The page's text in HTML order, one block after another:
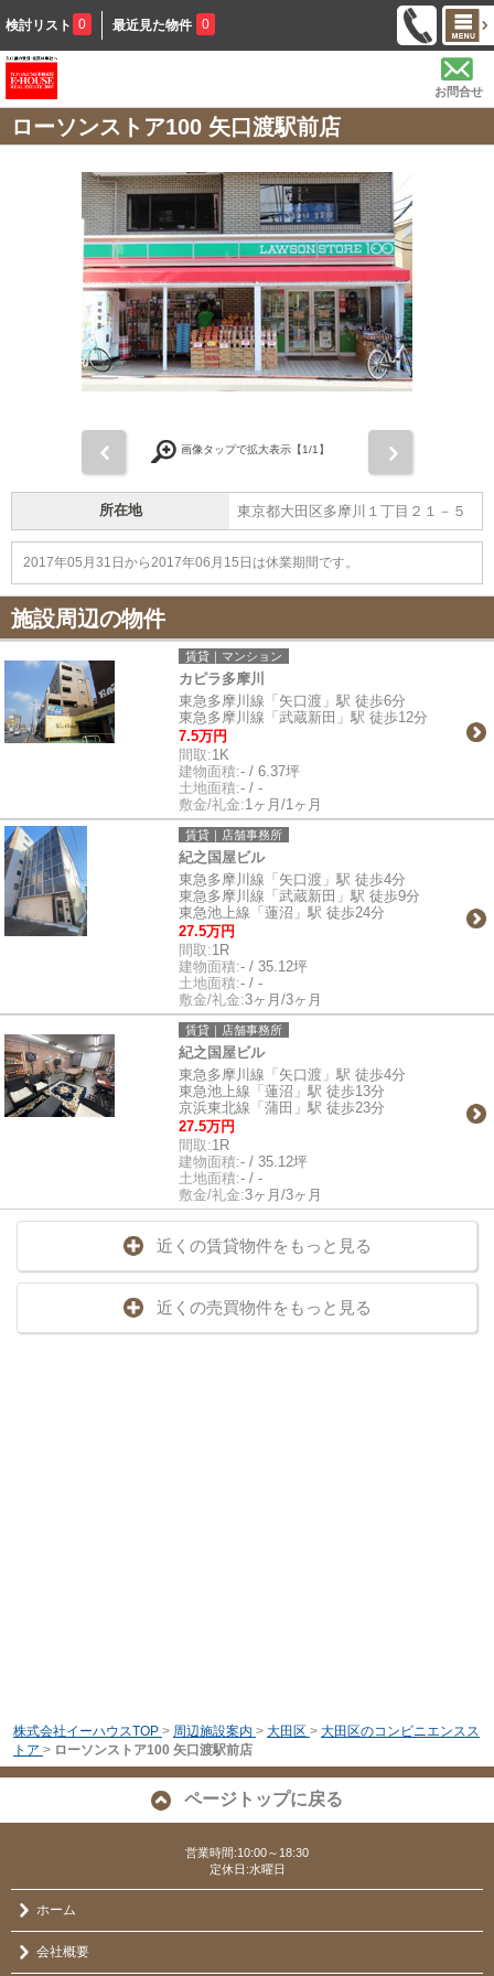
検討リスト 0 最近見た物件 0
お問合せ
ローソンストア100 矢口渡駅前店
画像タップで拡大表示【1/1】
所在地 東京都大田区多摩川１丁目２１－５
2017年05月31日から2017年06月15日は休業期間です。
施設周辺の物件
賃貸｜マンション
カピラ多摩川
東急多摩川線「矢口渡」駅 徒歩6分
東急多摩川線「武蔵新田」駅 徒歩12分
7.5万円
間取:1K
建物面積:- / 6.37坪
土地面積:- / -
敷金/礼金:1ヶ月/1ヶ月
賃貸｜店舗事務所
紀之国屋ビル
東急多摩川線「矢口渡」駅 徒歩4分
東急多摩川線「武蔵新田」駅 徒歩9分
東急池上線「蓮沼」駅 徒歩24分
27.5万円
間取:1R
建物面積:- / 35.12坪
土地面積:- / -
敷金/礼金:3ヶ月/3ヶ月
賃貸｜店舗事務所
紀之国屋ビル
東急多摩川線「矢口渡」駅 徒歩4分
東急池上線「蓮沼」駅 徒歩13分
京浜東北線「蒲田」駅 徒歩23分
27.5万円
間取:1R
建物面積:- / 35.12坪
土地面積:- / -
敷金/礼金:3ヶ月/3ヶ月
近くの賃貸物件をもっと見る
近くの売買物件をもっと見る
株式会社イーハウスTOP > 周辺施設案内 > 大田区 > 大田区のコンビニエンスス
トア > ローソンストア100 矢口渡駅前店
ページトップに戻る
営業時間:10:00～18:30
定休日:水曜日
ホーム
会社概要